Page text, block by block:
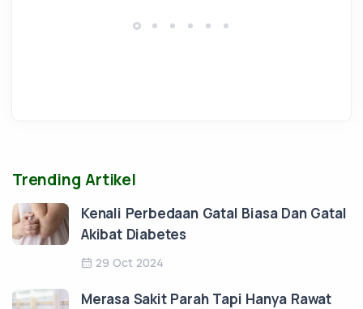
Trending Artikel
Kenali Perbedaan Gatal Biasa Dan Gatal
Akibat Diabetes
29 Oct 2024
Merasa Sakit Parah Tapi Hanya Rawat